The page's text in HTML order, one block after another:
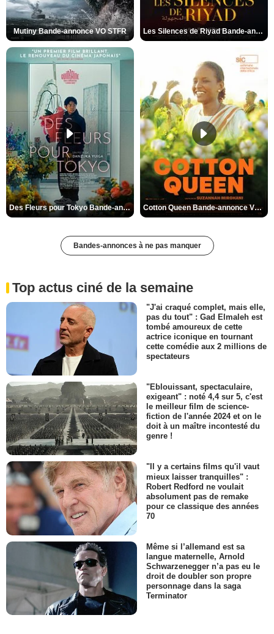
Mutiny Bande-annonce VO STFR Les Silences de Riyad Bande-annonce VO STFR
Des Fleurs pour Tokyo Bande-annonce VO STFR Cotton Queen Bande-annonce VO STFR
Bandes-annonces à ne pas manquer
Top actus ciné de la semaine
"J'ai craqué complet, mais elle,
pas du tout" : Gad Elmaleh est
tombé amoureux de cette
actrice iconique en tournant
cette comédie aux 2 millions de
spectateurs
"Eblouissant, spectaculaire,
exigeant" : noté 4,4 sur 5, c'est
le meilleur film de science-
fiction de l'année 2024 et on le
doit à un maître incontesté du
genre !
"Il y a certains films qu'il vaut
mieux laisser tranquilles" :
Robert Redford ne voulait
absolument pas de remake
pour ce classique des années
70
Même si l’allemand est sa
langue maternelle, Arnold
Schwarzenegger n’a pas eu le
droit de doubler son propre
personnage dans la saga
Terminator